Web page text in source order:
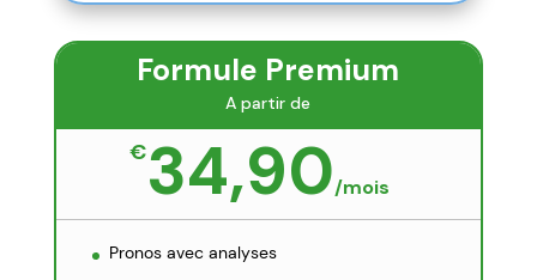
Formule Premium
A partir de
€34,90/mois
Pronos avec analyses